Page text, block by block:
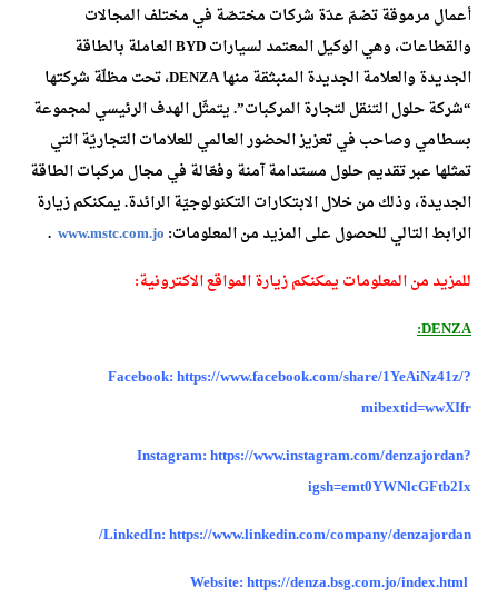
أعمال مرموقة تضمّ عدّة شركات مختصّة في مختلف المجالات
والقطاعات، وهي الوكيل المعتمد لسيارات BYD العاملة بالطاقة
الجديدة والعلامة الجديدة المنبثقة منها DENZA، تحت مظلّة شركتها
“شركة حلول التنقل لتجارة المركبات”. يتمثّل الهدف الرئيسي لمجموعة
بسطامي وصاحب في تعزيز الحضور العالمي للعلامات التجاريّة التي
تمثلها عبر تقديم حلول مستدامة آمنة وفعّالة في مجال مركبات الطاقة
الجديدة، وذلك من خلال الابتكارات التكنولوجيّة الرائدة. يمكنكم زيارة
الرابط التالي للحصول على المزيد من المعلومات: www.mstc.com.jo
.
للمزيد من المعلومات يمكنكم زيارة المواقع الاكترونية:
DENZA:
Facebook:https://www.facebook.com/share/1YeAiNz41z/?
mibextid=wwXIfr
Instagram:https://www.instagram.com/denzajordan?
igsh=emt0YWNlcGFtb2Ix
LinkedIn:https://www.linkedin.com/company/denzajordan/
https://denza.bsg.com.jo/index.html